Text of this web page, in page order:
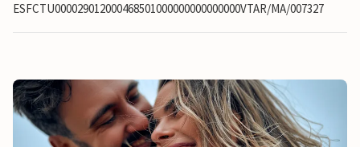
ESFCTU000029012000468501000000000000000VTAR/MA/007327